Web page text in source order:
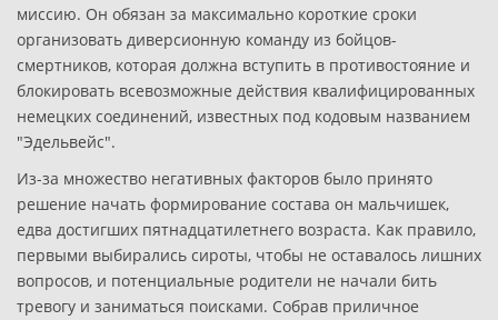
миссию. Он обязан за максимально короткие сроки
организовать диверсионную команду из бойцов-
смертников, которая должна вступить в противостояние и
блокировать всевозможные действия квалифицированных
немецких соединений, известных под кодовым названием
"Эдельвейс".
Из-за множество негативных факторов было принято
решение начать формирование состава он мальчишек,
едва достигших пятнадцатилетнего возраста. Как правило,
первыми выбирались сироты, чтобы не оставалось лишних
вопросов, и потенциальные родители не начали бить
тревогу и заниматься поисками. Собрав приличное